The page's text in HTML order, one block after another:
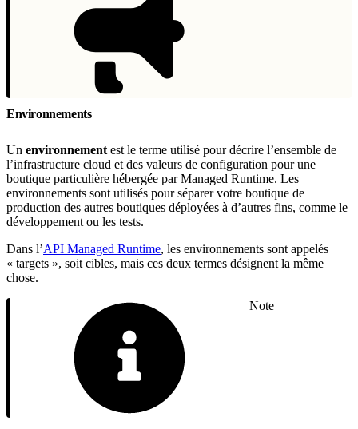
Environnements
Un environnement est le terme utilisé pour décrire l’ensemble de
l’infrastructure cloud et des valeurs de configuration pour une
boutique particulière hébergée par Managed Runtime. Les
environnements sont utilisés pour séparer votre boutique de
production des autres boutiques déployées à d’autres fins, comme le
développement ou les tests.
Dans l’API Managed Runtime, les environnements sont appelés
« targets », soit cibles, mais ces deux termes désignent la même
chose.
Note